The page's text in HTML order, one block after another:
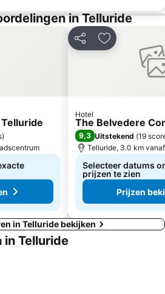
in Telluride
)
Delen Toevoegen
Hotel
The Belvedere
9,3 Uitstekend (19
Telluride, 3.0 km
Selecteer datums
prijzen te zien
Prijzen
in Telluride bekijken
Telluride